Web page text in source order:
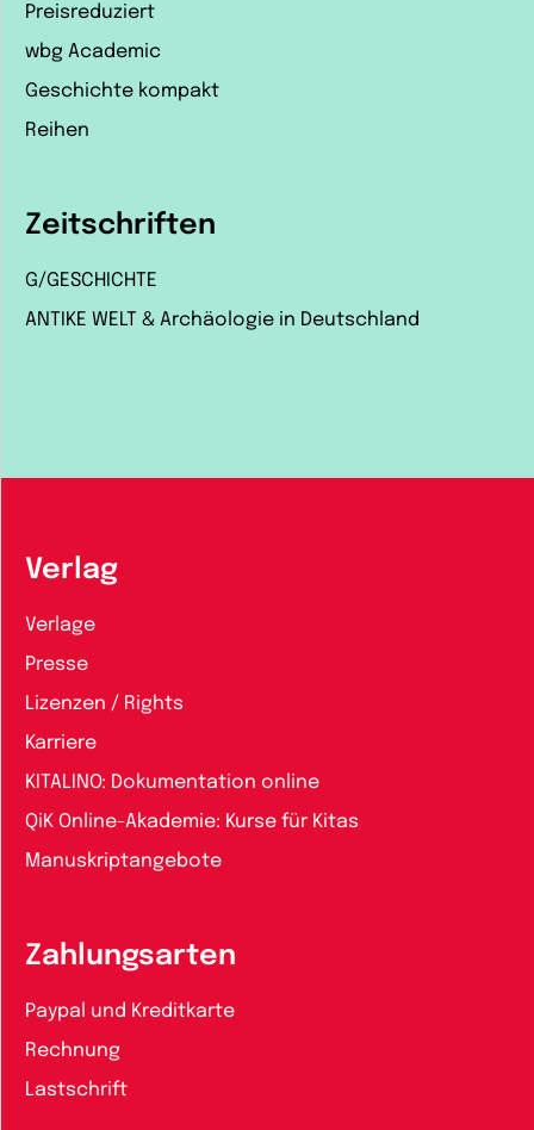
Preisreduziert
wbg Academic
Geschichte kompakt
Reihen
Zeitschriften
G/GESCHICHTE
ANTIKE WELT & Archäologie in Deutschland
Verlag
Verlage
Presse
Lizenzen / Rights
Karriere
KITALINO: Dokumentation online
QiK Online-Akademie: Kurse für Kitas
Manuskriptangebote
Zahlungsarten
Paypal und Kreditkarte
Rechnung
Lastschrift